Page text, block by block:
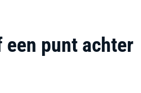
punt achter